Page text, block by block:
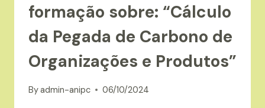
formação sobre: “Cálculo
da Pegada de Carbono de
Organizações e Produtos”
Byadmin-anipc 06/10/2024